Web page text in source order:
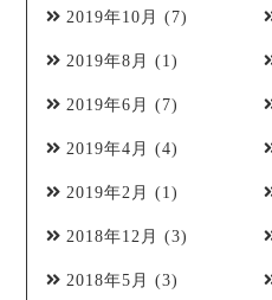
2019年10月 (7)
2019年8月 (1)
2019年6月 (7)
2019年4月 (4)
2019年2月 (1)
2018年12月 (3)
2018年5月 (3)